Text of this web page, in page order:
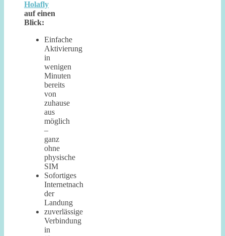
Holafly
auf einen
Blick:
Einfache
Aktivierung
in
wenigen
Minuten
bereits
von
zuhause
aus
möglich
–
ganz
ohne
physische
SIM
Sofortiges
Internetnach
der
Landung
zuverlässige
Verbindung
in